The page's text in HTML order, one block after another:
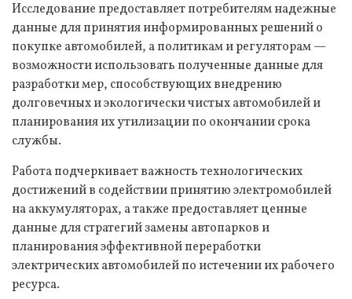
Исследование предоставляет потребителям надежные
данные для принятия информированных решений о
покупке автомобилей, а политикам и регуляторам —
возможности использовать полученные данные для
разработки мер, способствующих внедрению
долговечных и экологически чистых автомобилей и
планирования их утилизации по окончании срока
службы.
Работа подчеркивает важность технологических
достижений в содействии принятию электромобилей
на аккумуляторах, а также предоставляет ценные
данные для стратегий замены автопарков и
планирования эффективной переработки
электрических автомобилей по истечении их рабочего
ресурса.